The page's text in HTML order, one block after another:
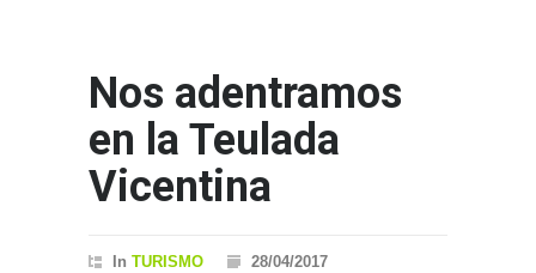
Nos adentramos
en la Teulada
Vicentina
In TURISMO
28/04/2017